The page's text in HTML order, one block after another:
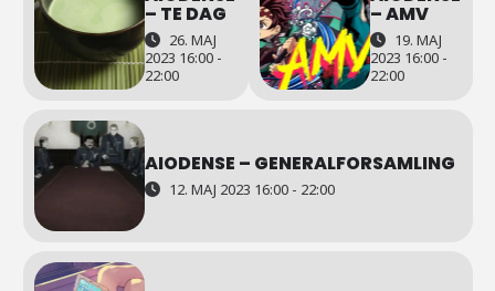
– TE DAG
26. MAJ
2023 16:00 -
22:00
– AMV
19. MAJ
2023 16:00 -
22:00
AIODENSE – GENERALFORSAMLING
12. MAJ 2023 16:00 - 22:00